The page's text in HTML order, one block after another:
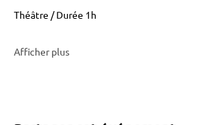
Théâtre / Durée 1h
Afficher plus